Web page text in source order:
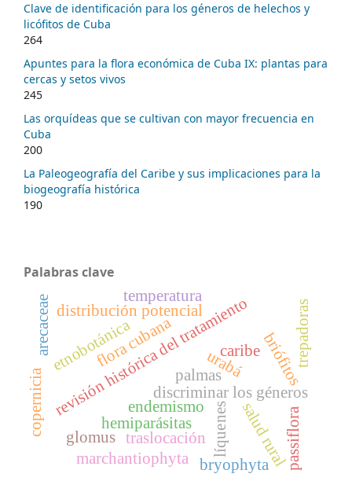
Clave de identificación para los géneros de helechos y
licófitos de Cuba
264
Apuntes para la flora económica de Cuba IX: plantas para
cercas y setos vivos
245
Las orquídeas que se cultivan con mayor frecuencia en
Cuba
200
La Paleogeografía del Caribe y sus implicaciones para la
biogeografía histórica
190
Palabras clave
discriminar los géneros
revisión histórica del tratamiento
distribución potencial
caribe
endemismo líquenes
hemiparásitas
flora cubana
etnobotánica
salud rural
urabá
arecaceae
copernicia palmas
traslocación
briófitos
bryophyta
marchantiophyta
temperatura
glomus passiflora
trepadoras